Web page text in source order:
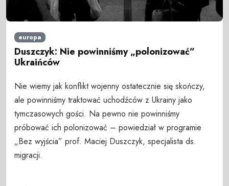
europa
Duszczyk: Nie powinniśmy „polonizować”
Ukraińców
Nie wiemy jak konflikt wojenny ostatecznie się skończy,
ale powinniśmy traktować uchodźców z Ukrainy jako
tymczasowych gości. Na pewno nie powinniśmy
próbować ich polonizować – powiedział w programie
„Bez wyjścia” prof. Maciej Duszczyk, specjalista ds.
migracji.